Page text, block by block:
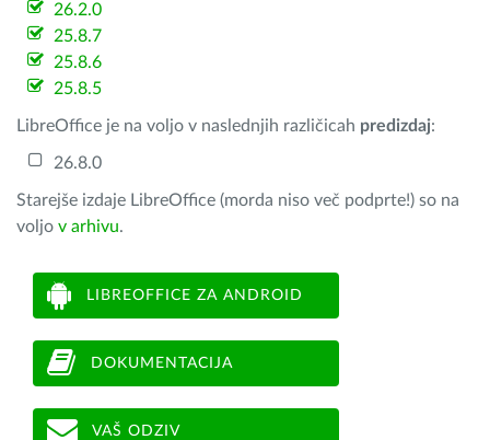
26.2.0
25.8.7
25.8.6
25.8.5
LibreOffice je na voljo v naslednjih različicah predizdaj:
26.8.0
Starejše izdaje LibreOffice (morda niso več podprte!) so na
voljo v arhivu.
LIBREOFFICE ZA ANDROID
DOKUMENTACIJA
VAŠ ODZIV